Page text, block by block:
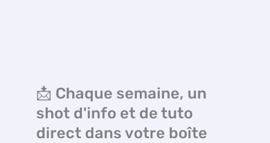
📩 Chaque semaine, un
shot d'info et de tuto
direct dans votre boîte